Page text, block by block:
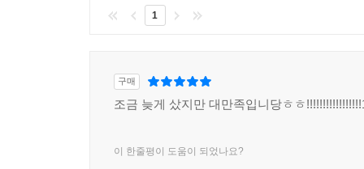
1
구매
조금 늦게 샀지만 대만족입니당ㅎㅎ
이 한줄평이 도움이 되었나요?